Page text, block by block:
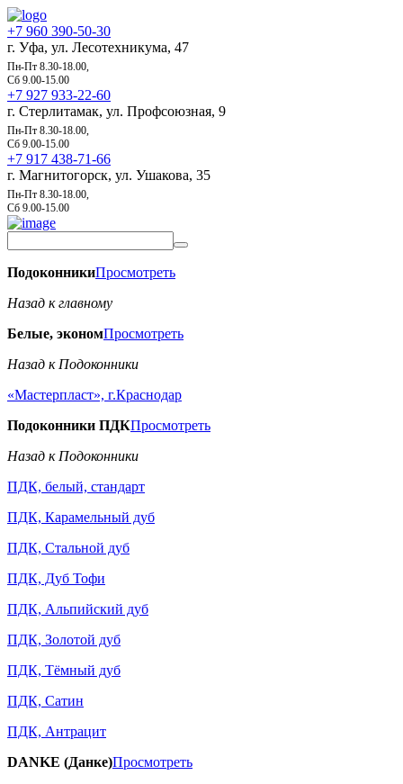
+7 960 390-50-30
г. Уфа, ул. Лесотехникума, 47
Пн-Пт 8.30-18.00,
Сб 9.00-15.00
+7 927 933-22-60
г. Стерлитамак, ул. Профсоюзная, 9
Пн-Пт 8.30-18.00,
Сб 9.00-15.00
+7 917 438-71-66
г. Магнитогорск, ул. Ушакова, 35
Пн-Пт 8.30-18.00,
Сб 9.00-15.00
ПодоконникиПросмотреть
Назад к главному
Белые, экономПросмотреть
Назад к Подоконники
«Мастерпласт», г.Краснодар
Подоконники ПДКПросмотреть
Назад к Подоконники
ПДК, белый, стандарт
ПДК, Карамельный дуб
ПДК, Стальной дуб
ПДК, Дуб Тофи
ПДК, Альпийский дуб
ПДК, Золотой дуб
ПДК, Тёмный дуб
ПДК, Сатин
ПДК, Антрацит
DANKE (Данке)Просмотреть